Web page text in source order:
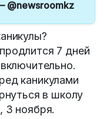
@newsroomkz
7 дней
каникулами
в школу
3 ноября.